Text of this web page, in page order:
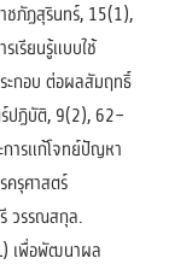
ชภัฏสุรินทร์, 15(1),
เรียนรู้แบบใช้
ะกอบ ต่อผลสัมฤทธิ์
ร์ปฏิบัติ, 9(2), 62–
รแก้โจทย์ปัญหา
ครุศาสตร์
วรรณสกุล.
เพื่อพัฒนาผล